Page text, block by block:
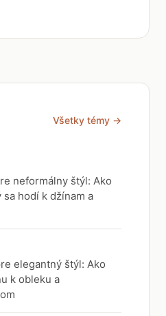
Všetky témy →
neformálny štýl: Ako
hodí k džínam a
elegantný štýl: Ako
k obleku a